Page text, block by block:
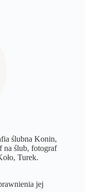
ślubna Konin,
na ślub, fotograf
Turek.
jej